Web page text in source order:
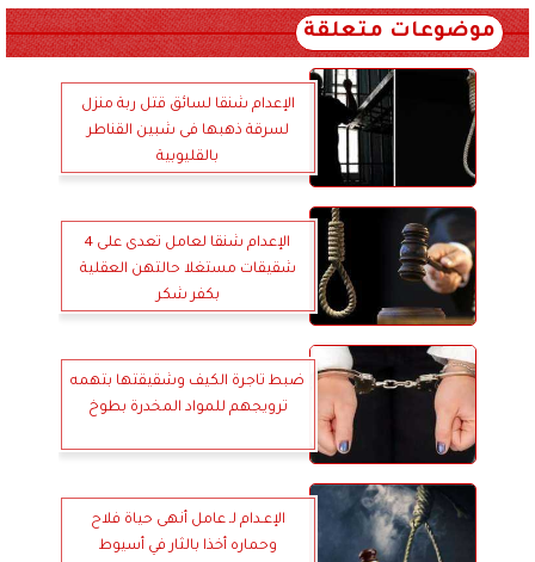
موضوعات متعلقة
الإعدام شنقا لسائق قتل ربة منزل
لسرقة ذهبها فى شبين القناطر
بالقليوبية
الإعدام شنقا لعامل تعدى على 4
شقيقات مستغلا حالتهن العقلية
بكفر شكر
ضبط تاجرة الكيف وشقيقتها بتهمه
ترويجهم للمواد المخدرة بطوخ
الإعـدام لـ عامل أنهى حياة فلاح
وحماره أخذا بالثار في أسيوط